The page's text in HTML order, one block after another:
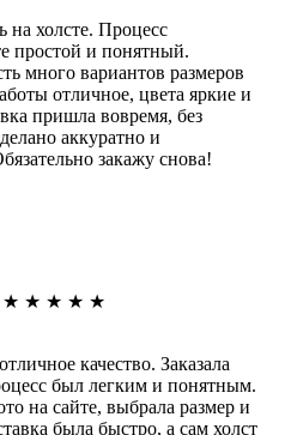
на холсте. Процесс
простой и понятный.
много вариантов размеров
отличное, цвета яркие и
пришла вовремя, без
аккуратно и
закажу снова!
★ ★ ★ ★ ★
качество. Заказала
был легким и понятным.
на сайте, выбрала размер и
была быстро, а сам холст